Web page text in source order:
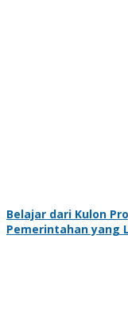
Belajar dari Kulon
Pemerintahan yang